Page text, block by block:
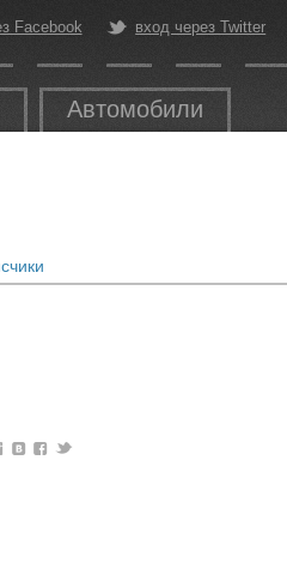
Facebook вход через Twitter
Автомобили